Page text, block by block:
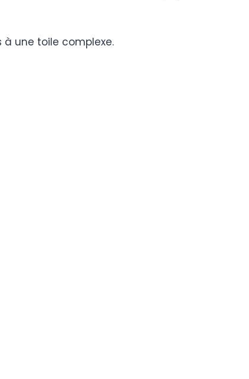
à une toile complexe.